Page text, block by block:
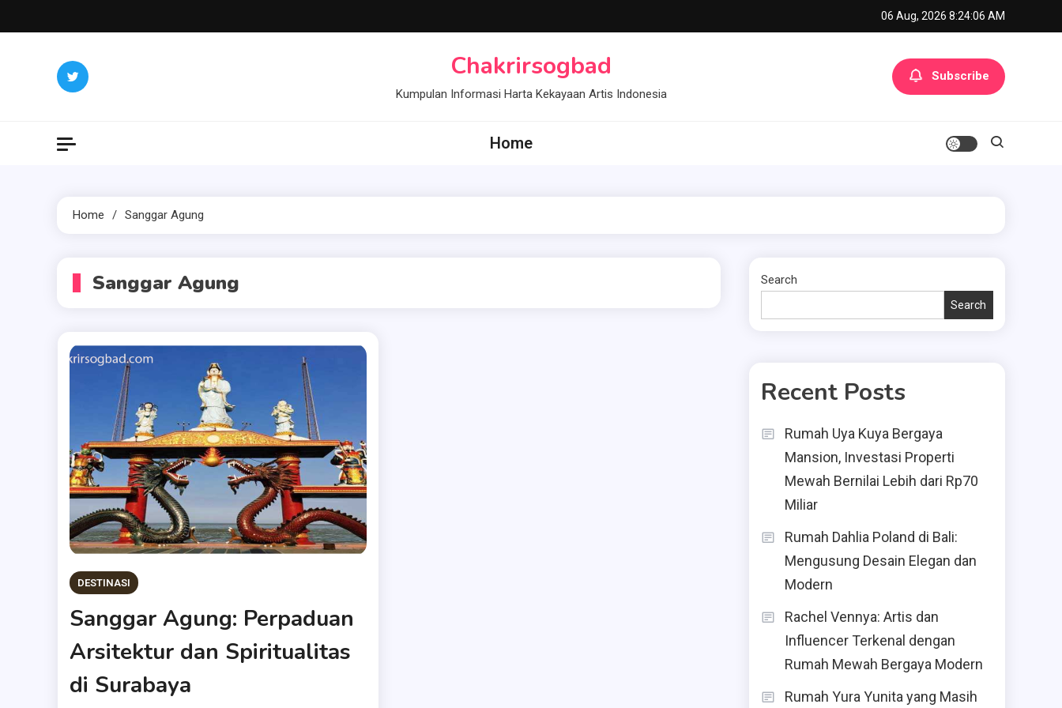
to
06 Aug, 2026 8:24:06 AM
Chakrirsogbad
Kumpulan Informasi Harta Kekayaan Artis Indonesia
Subscribe
Home
Home Sanggar Agung
Sanggar Agung
DESTINASI
Sanggar Agung: Perpaduan
Arsitektur dan Spiritualitas
di Surabaya
Search
Search
Recent Posts
Rumah Uya Kuya Bergaya
Mansion, Investasi Properti
Mewah Bernilai Lebih dari Rp70
Miliar
Rumah Dahlia Poland di Bali:
Mengusung Desain Elegan dan
Modern
Rachel Vennya: Artis dan
Influencer Terkenal dengan
Rumah Mewah Bergaya Modern
Rumah Yura Yunita yang Masih